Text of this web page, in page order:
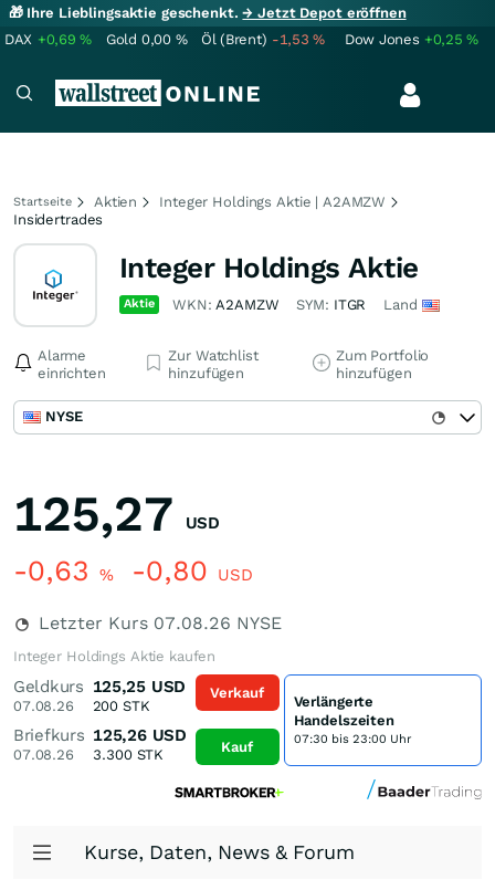
🎁 Ihre Lieblingsaktie geschenkt.→ Jetzt Depot eröffnen
DAX +0,69% Gold 0,00 % Öl (Brent) -1,53% Dow Jones +0,25%
Startseite Aktien
Integer Holdings Aktie | A2AMZW
Insidertrades
Integer Holdings Aktie
Aktie WKN:A2AMZW SYM: ITGR Land
Alarme
einrichten
Zur Watchlist
hinzufügen
Zum Portfolio
hinzufügen
NYSE
125,27 USD
-0,63 % -0,80 USD
Letzter Kurs 07.08.26 NYSE
Integer Holdings Aktie kaufen
Geldkurs
07.08.26
125,25 USD
200 STK
Briefkurs
07.08.26
125,26 USD
3.300STK
Verkauf
Kauf
Verlängerte
Handelszeiten
07:30 bis 23:00 Uhr
Kurse, Daten, News & Forum